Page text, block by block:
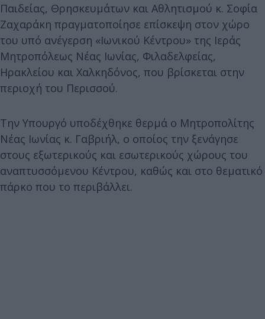
Παιδείας, Θρησκευμάτων και Αθλητισμού κ. Σοφία
Ζαχαράκη πραγματοποίησε επίσκεψη στον χώρο
του υπό ανέγερση «Ιωνικού Κέντρου» της Ιεράς
Μητροπόλεως Νέας Ιωνίας, Φιλαδελφείας,
Ηρακλείου και Χαλκηδόνος, που βρίσκεται στην
περιοχή του Περισσού.
Την Υπουργό υποδέχθηκε θερμά ο Μητροπολίτης
Νέας Ιωνίας κ. Γαβριήλ, ο οποίος την ξενάγησε
στους εξωτερικούς και εσωτερικούς χώρους του
αναπτυσσόμενου Κέντρου, καθώς και στο θεματικό
πάρκο που το περιβάλλει.